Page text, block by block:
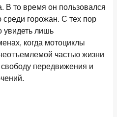
В то время он пользовался
горожан. С тех пор
увидеть лишь
когда мотоциклы
частью жизни
передвижения и